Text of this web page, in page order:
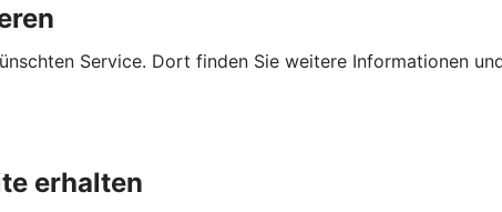
Service. Dort finden Sie weitere Informationen
erhalten